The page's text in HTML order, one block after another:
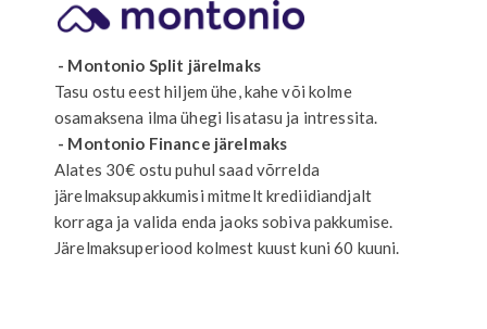
- Montonio Split järelmaks
Tasu ostu eest hiljem ühe, kahe või kolme
osamaksena ilma ühegi lisatasu ja intressita.
- Montonio Finance järelmaks
Alates 30€ ostu puhul saad võrrelda
järelmaksupakkumisi mitmelt krediidiandjalt
korraga ja valida enda jaoks sobiva pakkumise.
Järelmaksuperiood kolmest kuust kuni 60 kuuni.